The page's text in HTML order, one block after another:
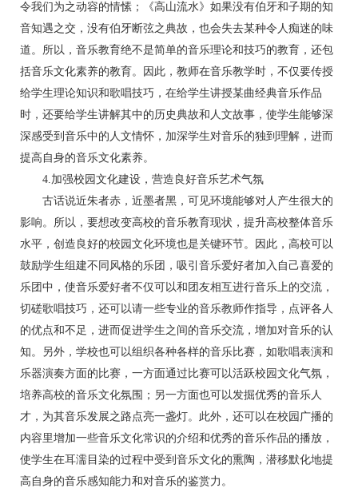
令我们为之动容的情愫；《高山流水》如果没有伯牙和子期的知
音知遇之交，没有伯牙断弦之典故，也会失去某种令人痴迷的味
道。所以，音乐教育绝不是简单的音乐理论和技巧的教育，还包
括音乐文化素养的教育。因此，教师在音乐教学时，不仅要传授
给学生理论知识和歌唱技巧，在给学生讲授某曲经典音乐作品
时，还要给学生讲解其中的历史典故和人文故事，使学生能够深
深感受到音乐中的人文情怀，加深学生对音乐的独到理解，进而
提高自身的音乐文化素养。
4.加强校园文化建设，营造良好音乐艺术气氛
古话说近朱者赤，近墨者黑，可见环境能够对人产生很大的
影响。所以，要想改变高校的音乐教育现状，提升高校整体音乐
水平，创造良好的校园文化环境也是关键环节。因此，高校可以
鼓励学生组建不同风格的乐团，吸引音乐爱好者加入自己喜爱的
乐团中，使音乐爱好者不仅可以和团友相互进行音乐上的交流，
切磋歌唱技巧，还可以请一些专业的音乐教师作指导，点评各人
的优点和不足，进而促进学生之间的音乐交流，增加对音乐的认
知。另外，学校也可以组织各种各样的音乐比赛，如歌唱表演和
乐器演奏方面的比赛，一方面通过比赛可以活跃校园文化气氛，
培养高校的音乐文化氛围；另一方面也可以发掘优秀的音乐人
才，为其音乐发展之路点亮一盏灯。此外，还可以在校园广播的
内容里增加一些音乐文化常识的介绍和优秀的音乐作品的播放，
使学生在耳濡目染的过程中受到音乐文化的熏陶，潜移默化地提
高自身的音乐感知能力和对音乐的鉴赏力。